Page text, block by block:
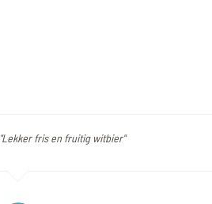
"Lekker fris en fruitig witbier"